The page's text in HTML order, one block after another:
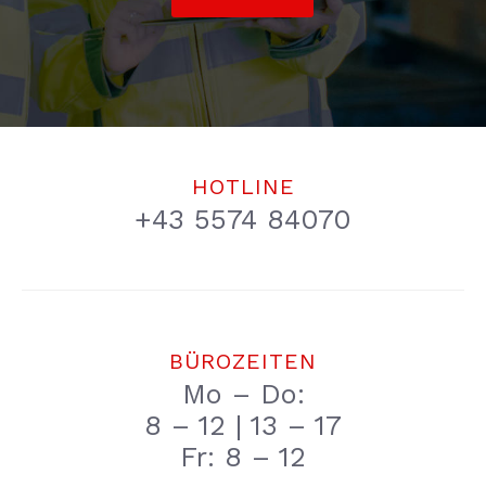
HOTLINE
+43 5574 84070
BÜROZEITEN
Mo – Do:
8 – 12 | 13 – 17
Fr: 8 – 12